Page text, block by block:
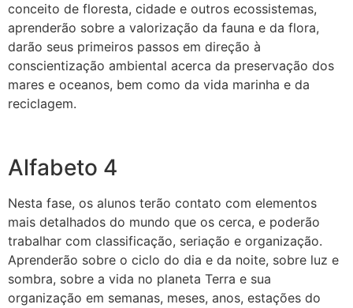
conceito de floresta, cidade e outros ecossistemas,
aprenderão sobre a valorização da fauna e da flora,
darão seus primeiros passos em direção à
conscientização ambiental acerca da preservação dos
mares e oceanos, bem como da vida marinha e da
reciclagem.
Alfabeto 4
Nesta fase, os alunos terão contato com elementos
mais detalhados do mundo que os cerca, e poderão
trabalhar com classificação, seriação e organização.
Aprenderão sobre o ciclo do dia e da noite, sobre luz e
sombra, sobre a vida no planeta Terra e sua
organização em semanas, meses, anos, estações do